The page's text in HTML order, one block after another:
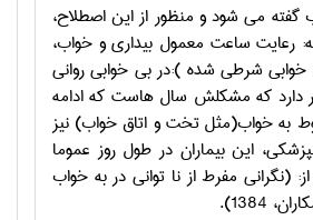
می شود و منظور از این اصطلاح،
رعایت ساعت معمول بیداری و خواب،
شرطی شده ):در بی خوابی روانی
دارد که مشکلش سال هاست که ادامه
به خواب(مثل تخت و اتاق خواب) نیز
این بیماران در طول روز عموما
مفرط از نا توانی در به خواب